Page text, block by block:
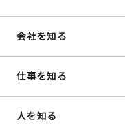
会社を知る
仕事を知る
人を知る